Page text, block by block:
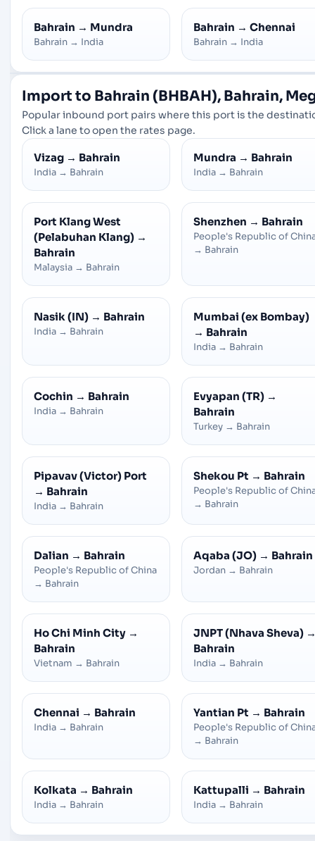
Bahrain → Mundra
Bahrain → India
Bahrain → Chennai
Bahrain → India
Import to Bahrain (BHBAH), Bahrain,
Popular inbound port pairs where this port is the
Click a lane to open the rates page.
Vizag → Bahrain
India → Bahrain
Mundra → Bahrain
India → Bahrain
Port Klang West
(Pelabuhan Klang) →
Bahrain
Malaysia → Bahrain
Shenzhen → Bahrain
People's Republic of
→ Bahrain
Nasik (IN) → Bahrain
India → Bahrain
Mumbai (ex Bombay)
→ Bahrain
India → Bahrain
Cochin → Bahrain
India → Bahrain
Evyapan (TR) →
Bahrain
Turkey → Bahrain
Pipavav (Victor) Port
→ Bahrain
India → Bahrain
Shekou Pt → Bahrain
People's Republic of
→ Bahrain
Dalian → Bahrain
People's Republic of China
→ Bahrain
Aqaba (JO) → Bahrain
Jordan → Bahrain
Ho Chi Minh City →
Bahrain
Vietnam → Bahrain
JNPT (Nhava Sheva)
Bahrain
India → Bahrain
Chennai → Bahrain
India → Bahrain
Yantian Pt → Bahrain
People's Republic of
→ Bahrain
Kolkata → Bahrain
India → Bahrain
Kattupalli → Bahrain
India → Bahrain